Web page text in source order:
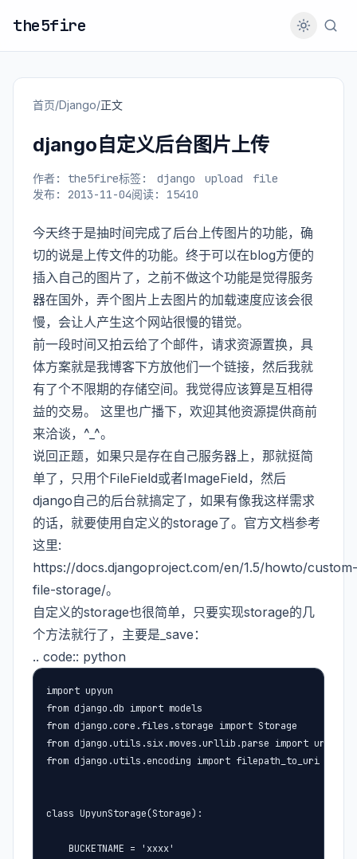
the5fire
首页/Django/正文
django自定义后台图片上传
作者: the5fire标签: django upload
file
发布: 2013-11-04阅读: 15410
今天终于是抽时间完成了后台上传图片的功能，确
切的说是上传文件的功能。终于可以在blog方便的
插入自己的图片了，之前不做这个功能是觉得服务
器在国外，弄个图片上去图片的加载速度应该会很
慢，会让人产生这个网站很慢的错觉。
前一段时间又拍云给了个邮件，请求资源置换，具
体方案就是我博客下方放他们一个链接，然后我就
有了个不限期的存储空间。我觉得应该算是互相得
益的交易。 这里也广播下，欢迎其他资源提供商前
来洽谈，^_^。
说回正题，如果只是存在自己服务器上，那就挺简
单了，只用个FileField或者ImageField，然后
django自己的后台就搞定了，如果有像我这样需求
的话，就要使用自定义的storage了。官方文档参考
这里:
https://docs.djangoproject.com/en/1.5/howto/custom-
file-storage/。
自定义的storage也很简单，只要实现storage的几
个方法就行了，主要是_save：
.. code:: python
import upyun
from django.db import models
from django.core.files.storage import Storage
from django.utils.six.moves.urllib.parse import urljoin
from django.utils.encoding import filepath_to_uri
class UpyunStorage(Storage):
    BUCKETNAME = 'xxxx'